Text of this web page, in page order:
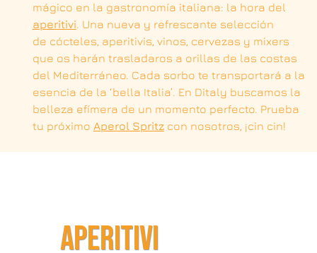
mágico en la gastronomía italiana: la hora del
aperitivi. Una nueva y refrescante selección
de cócteles, aperitivis, vinos, cervezas y mixers
que os harán trasladaros a orillas de las costas
del Mediterráneo. Cada sorbo te transportará a la
esencia de la ‘bella Italia’. En Ditaly buscamos la
belleza efímera de un momento perfecto. Prueba
tu próximo Aperol Spritzcon nosotros, ¡cin cin!
APERITIVI